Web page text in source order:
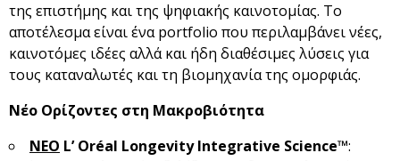
της επιστήμης και της ψηφιακής καινοτομίας. Το
αποτέλεσμα είναι ένα portfolio που περιλαμβάνει νέες,
καινοτόμες ιδέες αλλά και ήδη διαθέσιμες λύσεις για
τους καταναλωτές και τη βιομηχανία της ομορφιάς.
Νέο Ορίζοντες στη Μακροβιότητα
ΝΕΟ L’ Oréal LongevityIntegrative Science™: